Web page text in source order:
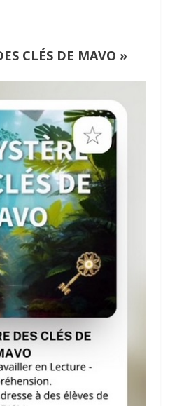
CLÉS DE MAVO »